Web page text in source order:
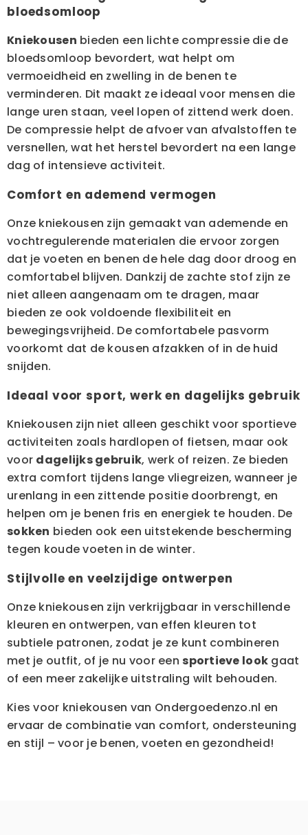
bloedsomloop
Kniekousen bieden een lichte compressie die de
bloedsomloop bevordert, wat helpt om
vermoeidheid en zwelling in de benen te
verminderen. Dit maakt ze ideaal voor mensen die
lange uren staan, veel lopen of zittend werk doen.
De compressie helpt de afvoer van afvalstoffen te
versnellen, wat het herstel bevordert na een lange
dag of intensieve activiteit.
Comfort en ademend vermogen
Onze kniekousen zijn gemaakt van ademende en
vochtregulerende materialen die ervoor zorgen
dat je voeten en benen de hele dag door droog en
comfortabel blijven. Dankzij de zachte stof zijn ze
niet alleen aangenaam om te dragen, maar
bieden ze ook voldoende flexibiliteit en
bewegingsvrijheid. De comfortabele pasvorm
voorkomt dat de kousen afzakken of in de huid
snijden.
Ideaal voor sport, werk en dagelijks gebruik
Kniekousen zijn niet alleen geschikt voor sportieve
activiteiten zoals hardlopen of fietsen, maar ook
voor dagelijks gebruik, werk of reizen. Ze bieden
extra comfort tijdens lange vliegreizen, wanneer je
urenlang in een zittende positie doorbrengt, en
helpen om je benen fris en energiek te houden. De
sokken bieden ook een uitstekende bescherming
tegen koude voeten in de winter.
Stijlvolle en veelzijdige ontwerpen
Onze kniekousen zijn verkrijgbaar in verschillende
kleuren en ontwerpen, van effen kleuren tot
subtiele patronen, zodat je ze kunt combineren
met je outfit, of je nu voor een sportieve look gaat
of een meer zakelijke uitstraling wilt behouden.
Kies voor kniekousen van Ondergoedenzo.nl en
ervaar de combinatie van comfort, ondersteuning
en stijl – voor je benen, voeten en gezondheid!